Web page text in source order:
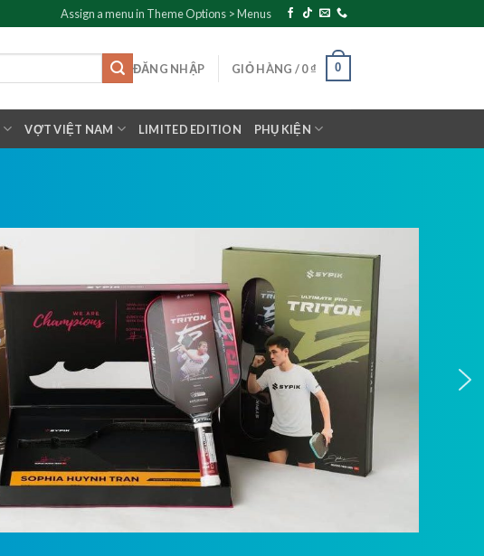
Assign a menu in Theme Options > Menus
ĐĂNG NHẬP GIỎ HÀNG /0₫ 0
VỢT VIỆT NAM LIMITED EDITION PHỤ KIỆN